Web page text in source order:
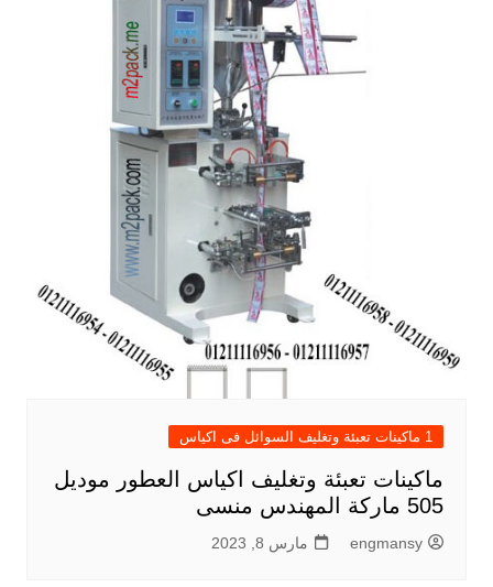
1 ماكينات تعبئة وتغليف السوائل فى اكياس
ماكينات تعبئة وتغليف اكياس العطور موديل
505 ماركة المهندس منسى
engmansy مارس 8, 2023